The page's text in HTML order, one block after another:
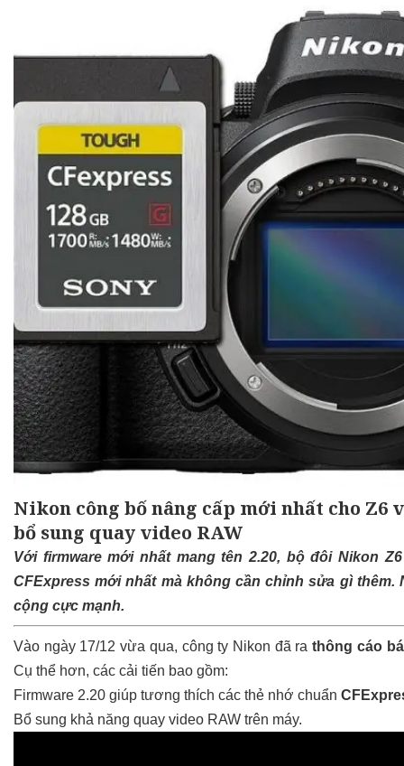
Nikon công bố nâng cấp mới nhất cho Z6
bổ sung quay video RAW
Với firmware mới nhất mang tên 2.20, bộ đôi Nikon
CFExpress mới nhất mà không cần chỉnh sửa gì thêm.
cộng cực mạnh.
Vào ngày 17/12 vừa qua, công ty Nikon đã rathông cáo
Cụ thể hơn, các cải tiến bao gồm:
Firmware 2.20 giúp tương thích các thẻ nhớ chuẩn
Bổ sung khả năng quay video RAW trên máy.